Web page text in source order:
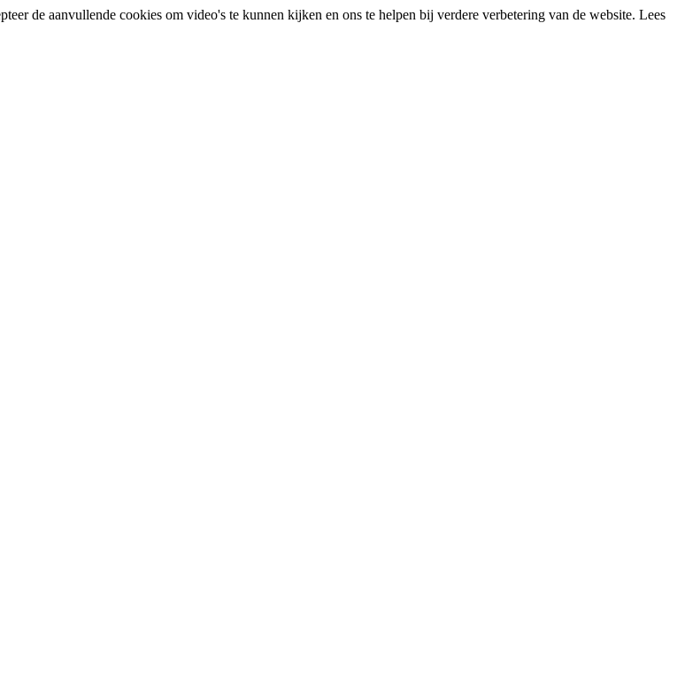
de aanvullende cookies om video's te kunnen kijken en ons te helpen bij verdere verbetering van de website. Lees